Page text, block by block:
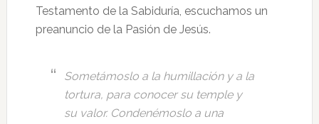
Testamento de la Sabiduría, escuchamos un
preanuncio de la Pasión de Jesús.
Sometámoslo a la humillación y a la
tortura, para conocer su temple y
su valor. Condenémoslo a una